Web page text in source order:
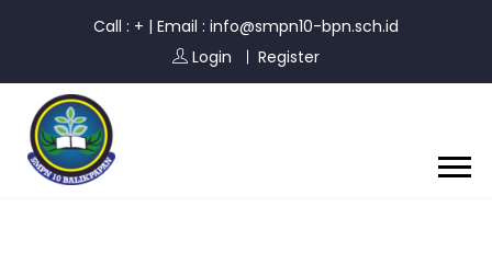
Call : + | Email : info@smpn10-bpn.sch.id
Login
Register